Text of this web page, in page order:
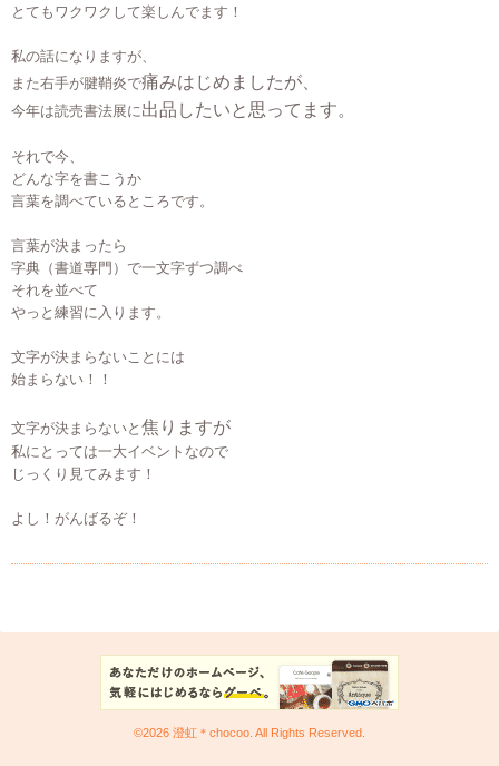
とてもワクワクして楽しんでます！
私の話になりますが、
また右手が腱鞘炎で痛みはじめましたが、
今年は読売書法展に出品したいと思ってます。
それで今、
どんな字を書こうか
言葉を調べているところです。
言葉が決まったら
字典（書道専門）で一文字ずつ調べ
それを並べて
やっと練習に入ります。
文字が決まらないことには
始まらない！！
文字が決まらないと 焦りますが
私にとっては一大イベントなので
じっくり見てみます！
よし！がんばるぞ！
©2026 澄虹＊chocoo . All Rights Reserved.